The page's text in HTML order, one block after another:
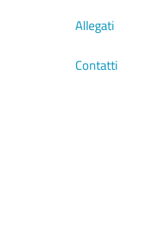
Allegati
Contatti